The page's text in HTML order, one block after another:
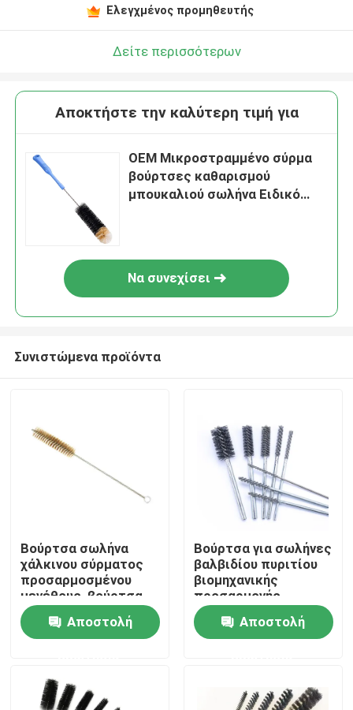
Αρχική Σελίδα
Σχετικά με εμάς
Ελεγχμένος προμηθευτής
Δείτε περισσότερων
Αποκτήστε την καλύτερη τιμή για
OEM Μικροστραμμένο σύρμα
βούρτσες καθαρισμού
μπουκαλιού σωλήνα Ειδικό
Να συνεχίσει
Συνιστώμενα προϊόντα
Βούρτσα σωλήνα
χάλκινου σύρματος
προσαρμοσμένου
μεγέθους, βούρτσα
από ανοξείδωτο
χάλυβα για
εσωτερικό
Αποστολή
Βούρτσα για σωλήνες
βαλβιδίου πυριτίου
βιομηχανικής
προσαρμογής
Αποστολή